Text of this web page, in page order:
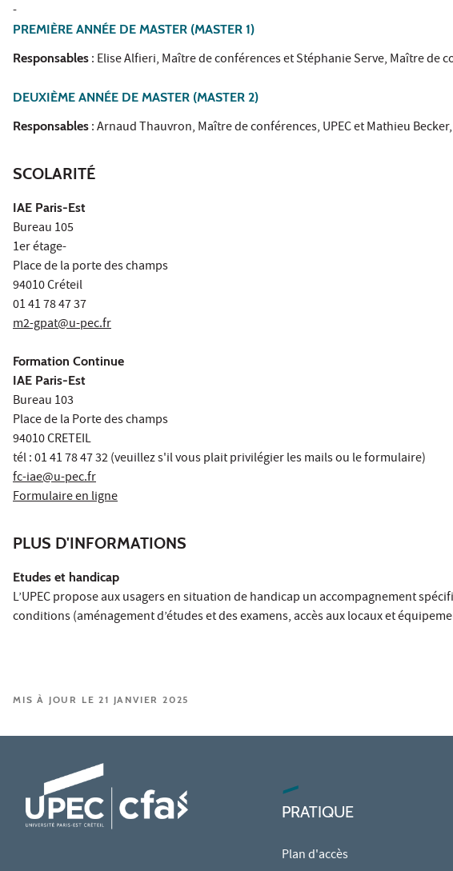
-
PREMIÈRE ANNÉE DE MASTER (MASTER 1)
Responsables : Elise Alfieri, Maître de conférences et Stéphanie Serve, Maître de
DEUXIÈME ANNÉE DE MASTER (MASTER 2)
Responsables : Arnaud Thauvron, Maître de conférences, UPEC et Mathieu
SCOLARITÉ
IAE Paris-Est
Bureau 105
1er étage-
Place de la porte des champs
94010 Créteil
01 41 78 47 37
m2-gpat@u-pec.fr
Formation Continue
IAE Paris-Est
Bureau 103
Place de la Porte des champs
94010 CRETEIL
tél : 01 41 78 47 32 (veuillez s'il vous plait privilégier les mails ou le formulaire)
fc-iae@u-pec.fr
Formulaire en ligne
PLUS D'INFORMATIONS
Etudes et handicap
L’UPEC propose aux usagers en situation de handicap un accompagnement
conditions (aménagement d’études et des examens, accès aux locaux et
MIS À JOUR LE 21 JANVIER 2025
PRATIQUE
Plan d'accès